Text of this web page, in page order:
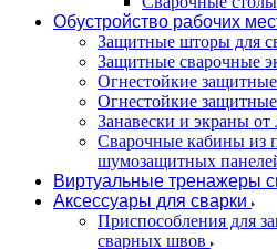
Обустройство рабочих
Защитные шторы для
Защитные сварочные
Огнестойкие защитные
Огнестойкие
Занавески и экраны от
Сварочные кабины из
шумозащитных
Виртуальные тренажеры
Аксессуары для сварки
Приспособления для
сварных швов